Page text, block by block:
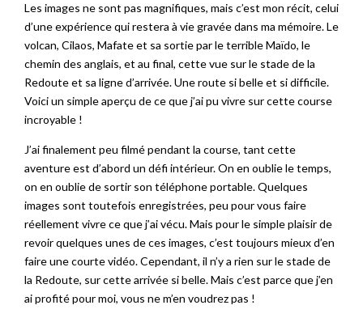
Les images ne sont pas magnifiques, mais c’est mon récit, celui
d’une expérience qui restera à vie gravée dans ma mémoire. Le
volcan, Cilaos, Mafate et sa sortie par le terrible Maïdo, le
chemin des anglais, et au final, cette vue sur le stade de la
Redoute et sa ligne d’arrivée. Une route si belle et si difficile.
Voici un simple aperçu de ce que j’ai pu vivre sur cette course
incroyable !
J’ai finalement peu filmé pendant la course, tant cette
aventure est d’abord un défi intérieur. On en oublie le temps,
on en oublie de sortir son téléphone portable. Quelques
images sont toutefois enregistrées, peu pour vous faire
réellement vivre ce que j’ai vécu. Mais pour le simple plaisir de
revoir quelques unes de ces images, c’est toujours mieux d’en
faire une courte vidéo. Cependant, il n’y a rien sur le stade de
la Redoute, sur cette arrivée si belle. Mais c’est parce que j’en
ai profité pour moi, vous ne m’en voudrez pas !